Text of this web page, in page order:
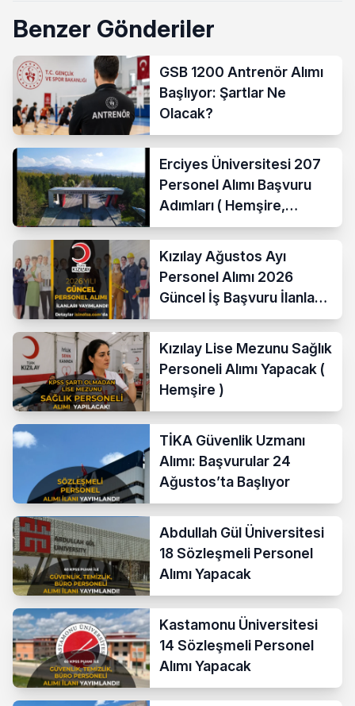
Benzer Gönderiler
GSB 1200 Antrenör Alımı
Başlıyor: Şartlar Ne
Olacak?
Erciyes Üniversitesi 207
Personel Alımı Başvuru
Adımları ( Hemşire,
Temizlik Personeli )
Kızılay Ağustos Ayı
Personel Alımı 2026
Güncel İş Başvuru İlanları
Yayımladı!
Kızılay Lise Mezunu Sağlık
Personeli Alımı Yapacak (
Hemşire )
TİKA Güvenlik Uzmanı
Alımı: Başvurular 24
Ağustos’ta Başlıyor
Abdullah Gül Üniversitesi
18 Sözleşmeli Personel
Alımı Yapacak
Kastamonu Üniversitesi
14 Sözleşmeli Personel
Alımı Yapacak